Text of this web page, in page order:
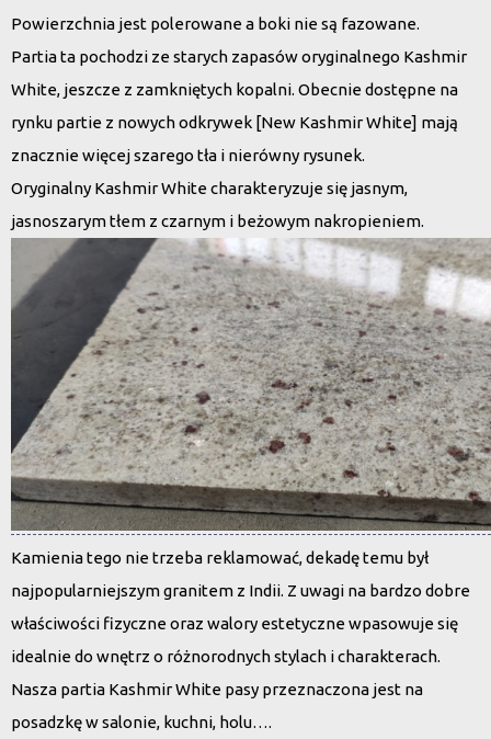
Powierzchnia jest polerowane a boki nie są fazowane.
Partia ta pochodzi ze starych zapasów oryginalnego Kashmir
White, jeszcze z zamkniętych kopalni. Obecnie dostępne na
rynku partie z nowych odkrywek [New Kashmir White] mają
znacznie więcej szarego tła i nierówny rysunek.
Oryginalny Kashmir White charakteryzuje się jasnym,
jasnoszarym tłem z czarnym i beżowym nakropieniem.
Kamienia tego nie trzeba reklamować, dekadę temu był
najpopularniejszym granitem z Indii. Z uwagi na bardzo dobre
właściwości fizyczne oraz walory estetyczne wpasowuje się
idealnie do wnętrz o różnorodnych stylach i charakterach.
Nasza partia Kashmir White pasy przeznaczona jest na
posadzkę w salonie, kuchni, holu….